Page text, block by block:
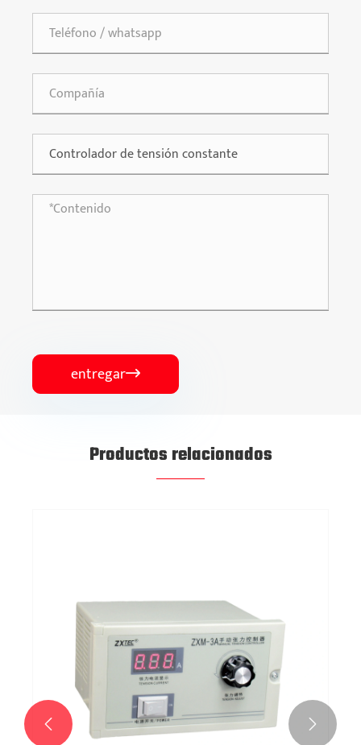
entregar
Productos relacionados
 